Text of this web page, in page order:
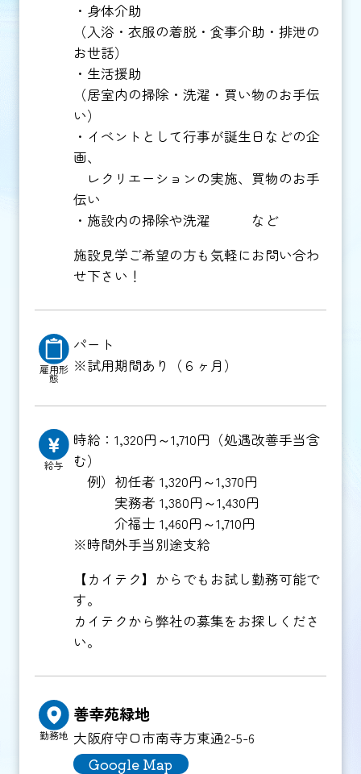
・身体介助
（入浴・衣服の着脱・食事介助・排泄の
お世話）
・生活援助
（居室内の掃除・洗濯・買い物のお手伝
い）
・イベントとして行事が誕生日などの企
画、
レクリエーションの実施、買物のお手
伝い
・施設内の掃除や洗濯 など
施設見学ご希望の方も気軽にお問い合わ
せ下さい！
雇用形
態
パート
※試用期間あり（６ヶ月）
給与
時給：1,320円～1,710円（処遇改善手当含
む）
例）初任者 1,320円～1,370円
実務者 1,380円～1,430円
介福士 1,460円～1,710円
※時間外手当別途支給
【カイテク】からでもお試し勤務可能で
す。
カイテクから弊社の募集をお探しくださ
い。
勤務地
善幸苑緑地
大阪府守口市南寺方東通2-5-6
Google Map